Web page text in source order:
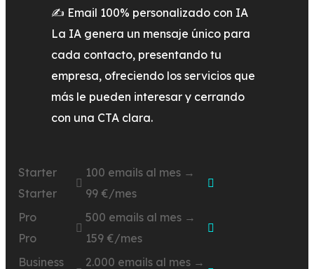
✍ Email 100% personalizado con IA
La IA genera un mensaje único para
cada contacto, presentando tu
empresa, ofreciendo los servicios que
más le pueden interesar y cerrando
con una CTA clara.
Starter
Starter
100 emails al mes →
99 €/mes
Pro
Pro
500 emails al mes →
159 €/mes
Business
2.000 emails al mes →